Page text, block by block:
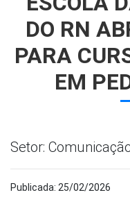
DO RN
PARA
EM
Setor:
Publicada: 25/02/2026